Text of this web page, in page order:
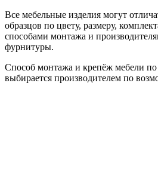
Все мебельные изделия могут
образцов по цвету, размеру,
способами монтажа и
фурнитуры.
Способ монтажа и крепёж мебели по
выбирается производителем по